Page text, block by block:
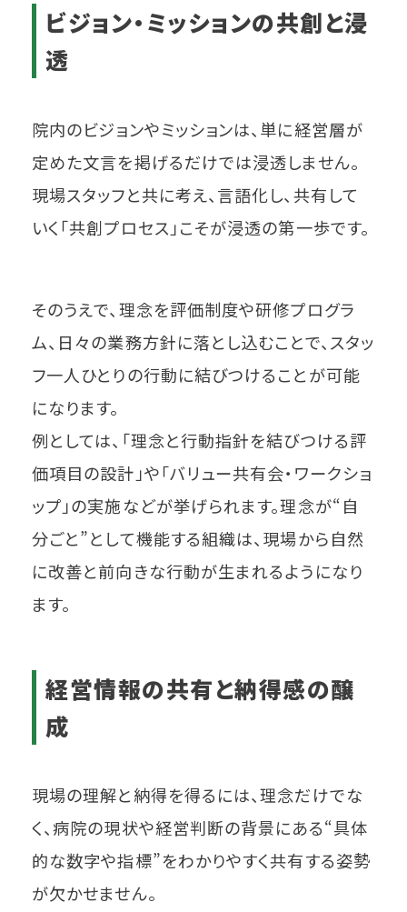
ビジョン・ミッションの共創と浸
透
院内のビジョンやミッションは、単に経営層が
定めた文言を掲げるだけでは浸透しません。
現場スタッフと共に考え、言語化し、共有して
いく「共創プロセス」こそが浸透の第一歩です。
そのうえで、理念を評価制度や研修プログラ
ム、日々の業務方針に落とし込むことで、スタッ
フ一人ひとりの行動に結びつけることが可能
になります。
例としては、「理念と行動指針を結びつける評
価項目の設計」や「バリュー共有会・ワークショ
ップ」の実施などが挙げられます。理念が“自
分ごと”として機能する組織は、現場から自然
に改善と前向きな行動が生まれるようになり
ます。
経営情報の共有と納得感の醸
成
現場の理解と納得を得るには、理念だけでな
く、病院の現状や経営判断の背景にある“具体
的な数字や指標”をわかりやすく共有する姿勢
が欠かせません。